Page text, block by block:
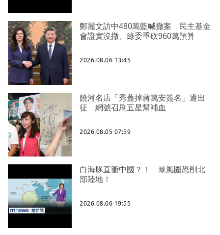
鄭麗文訪中480萬藍喊撤案 民主基金
會證實沒撤、綠委重砍960萬預算
2026.08.06 13:45
饒河名店「秀蓋掉蔣萬安簽名」遭出
征 網號召刷五星幫補血
2026.08.05 07:59
白海豚直衝中國？！ 暴風圈恐削北
部陸地！
2026.08.06 19:55